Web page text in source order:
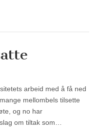
arbeid med å få ned
mellombels tilsette
og no har
om tiltak som…